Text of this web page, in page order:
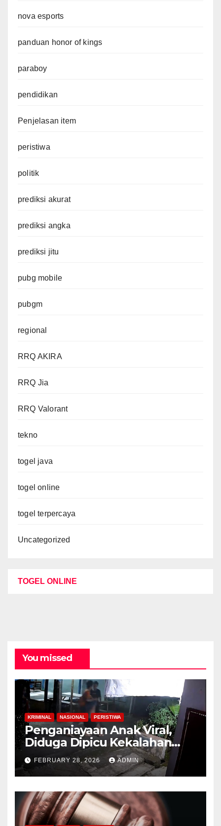
nova esports
panduan honor of kings
paraboy
pendidikan
Penjelasan item
peristiwa
politik
prediksi akurat
prediksi angka
prediksi jitu
pubg mobile
pubgm
regional
RRQ AKIRA
RRQ Jia
RRQ Valorant
tekno
togel java
togel online
togel terpercaya
Uncategorized
TOGEL ONLINE
You missed
KRIMINAL NASIONAL PERISTIWA
Penganiayaan Anak Viral,
Diduga Dipicu Kekalahan
Lomba Lari
FEBRUARY 28, 2026 ADMIN